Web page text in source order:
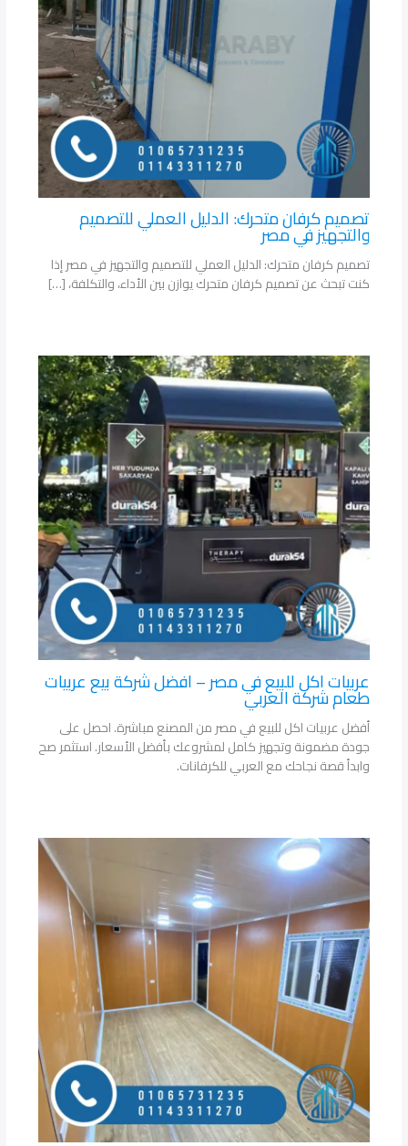
تصميم كرفان متحرك: الدليل العملي للتصميم
والتجهيز في مصر
تصميم كرفان متحرك: الدليل العملي للتصميم والتجهيز في مصر إذا
كنت تبحث عن تصميم كرفان متحرك يوازن بين الأداء، والتكلفة، […]
عربيات اكل للبيع في مصر – افضل شركة بيع عربيات
طعام شركة العربي
أفضل عربيات اكل للبيع في مصر من المصنع مباشرة. احصل على
جودة مضمونة وتجهيز كامل لمشروعك بأفضل الأسعار. استثمر صح
وابدأ قصة نجاحك مع العربي للكرفانات.